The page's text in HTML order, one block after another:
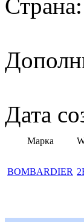
Дата
Марка
BOMBARDIER